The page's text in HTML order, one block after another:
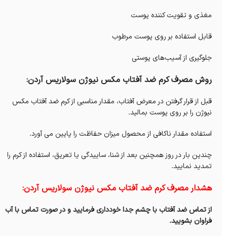
مغذی و تقویت کننده پوست
قابل استفاده بر روی پوست مرطوب
جلوگیری از آسیب‌های پوستی
روش مصرف کرم ضد آفتاب مکس نیوژن سولاریس آردن:
قبل از قرار گرفتن در معرض آفتاب، مقدار مناسبی از کرم ضد آفتاب مکس
نیوژن را بر روی پوست بمالید.
استفاده مقدار ناکافی از محصول میزان حفاظت را پایین می آورد.
چندین بار در روز همچنین بعد از شنا، ساییدگی یا تعریق، استفاده از کرم را
تمدید نمایید.
هشدار مصرف کرم ضد آفتاب مکس نیوژن سولاریس آردن:
از تماس ضد آفتاب با چشم جدا خودداری فرمایید و در صورت تماس با آب
فراوان بشویید.